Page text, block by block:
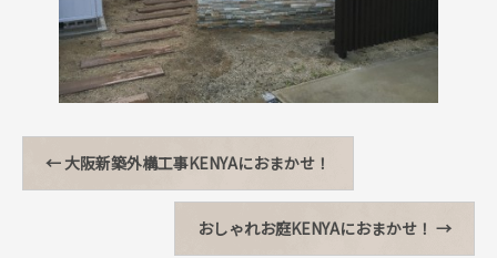
←大阪新築外構工事KENYAにおまかせ！
おしゃれお庭KENYAにおまかせ！ →